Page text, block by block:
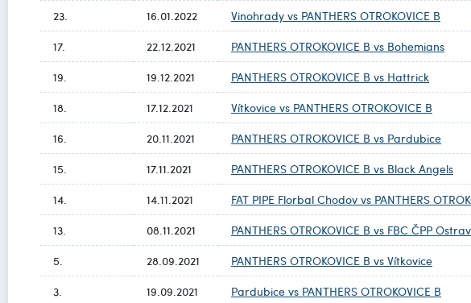
23.
16.01.2022 Vinohrady vs PANTHERS OTROKOVICE B
17.
22.12.2021 PANTHERS OTROKOVICE B vs Bohemians
19.
19.12.2021 PANTHERS OTROKOVICE B vs Hattrick
18.
17.12.2021 Vítkovice vs PANTHERS OTROKOVICE B
16.
20.11.2021 PANTHERS OTROKOVICE B vs Pardubice
15.
17.11.2021 PANTHERS OTROKOVICE B vs Black Angels
14.
14.11.2021 FAT PIPE Florbal Chodov vs PANTHERS
13.
08.11.2021 PANTHERS OTROKOVICE B vs FBC ČPP
5.
28.09.2021 PANTHERS OTROKOVICE B vs Vítkovice
3.
19.09.2021 Pardubice vs PANTHERS OTROKOVICE B